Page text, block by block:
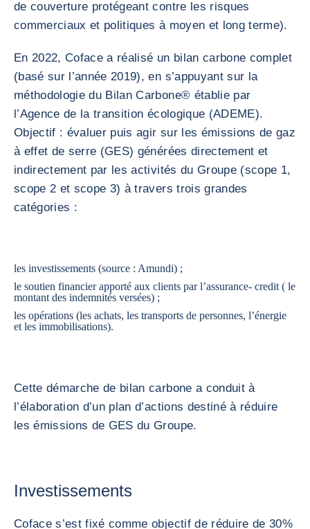
de couverture protégeant contre les risques
commerciaux et politiques à moyen et long terme).
En 2022, Coface a réalisé un bilan carbone complet
(basé sur l’année 2019), en s’appuyant sur la
méthodologie du Bilan Carbone® établie par
l’Agence de la transition écologique (ADEME).
Objectif : évaluer puis agir sur les émissions de gaz
à effet de serre (GES) générées directement et
indirectement par les activités du Groupe (scope 1,
scope 2 et scope 3) à travers trois grandes
catégories :
les investissements (source : Amundi) ;
le soutien financier apporté aux clients par l’assurance- credit ( le
montant des indemnités versées) ;
les opérations (les achats, les transports de personnes, l’énergie
et les immobilisations).
Cette démarche de bilan carbone a conduit à
l’élaboration d’un plan d’actions destiné à réduire
les émissions de GES du Groupe.
Investissements
Coface s’est fixé comme objectif de réduire de 30%